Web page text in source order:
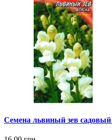
Семена львиный зев